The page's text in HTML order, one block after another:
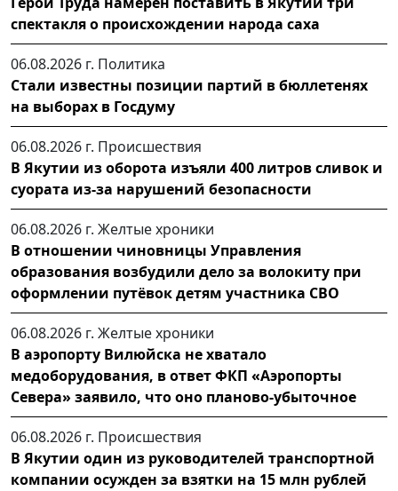
спектакля о происхождении народа саха
06.08.2026 г. Политика
Стали известны позиции партий в бюллетенях
на выборах в Госдуму
06.08.2026 г. Происшествия
В Якутии из оборота изъяли 400 литров сливок и
суората из-за нарушений безопасности
06.08.2026 г. Желтые хроники
В отношении чиновницы Управления
образования возбудили дело за волокиту при
оформлении путёвок детям участника СВО
06.08.2026 г. Желтые хроники
В аэропорту Вилюйска не хватало
медоборудования, в ответ ФКП «Аэропорты
Севера» заявило, что оно планово-убыточное
06.08.2026 г. Происшествия
В Якутии один из руководителей транспортной
компании осужден за взятки на 15 млн рублей